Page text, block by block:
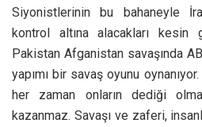
Siyonistlerinin bu bahaneyle
kontrol altına alacakları kesin
Pakistan Afganistan savaşında
yapımı bir savaş oyunu
her zaman onların dediği
kazanmaz. Savaşı ve zaferi,